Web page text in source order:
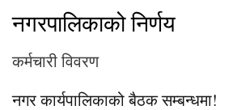
नगरपालिकाको निर्णय
कर्मचारी विवरण
नगर कार्यपालिकाको बैठक सम्बन्धमा!